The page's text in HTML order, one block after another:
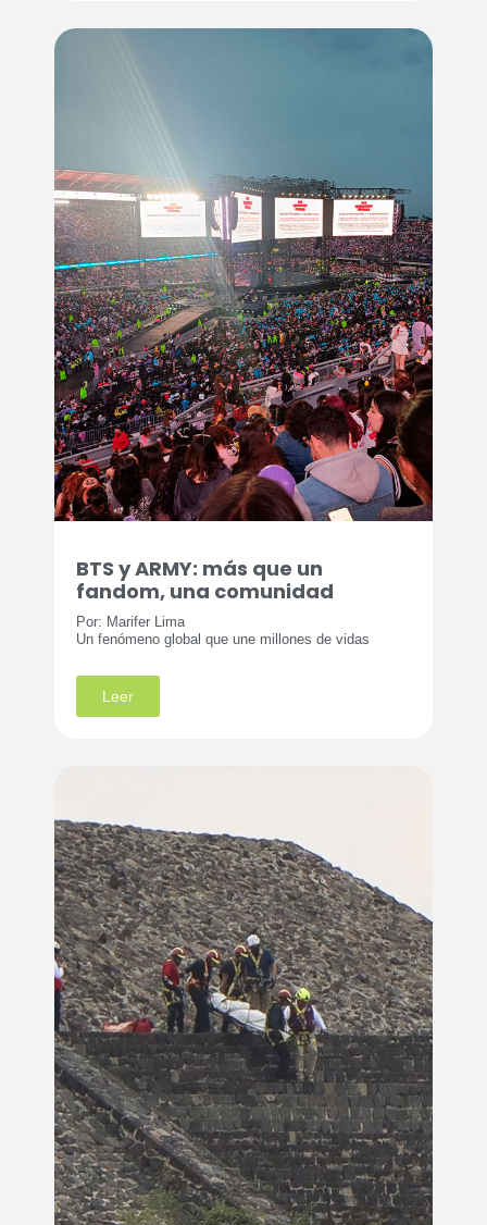
BTS y ARMY: más que un
fandom, una comunidad
Por: Marifer Lima
Un fenómeno global que une millones de vidas
Leer